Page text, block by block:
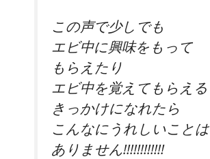
この声で少しでも
エビ中に興味をもって
もらえたり
エビ中を覚えてもらえる
きっかけになれたら
こんなにうれしいことは
ありません!!!!!!!!!!!!